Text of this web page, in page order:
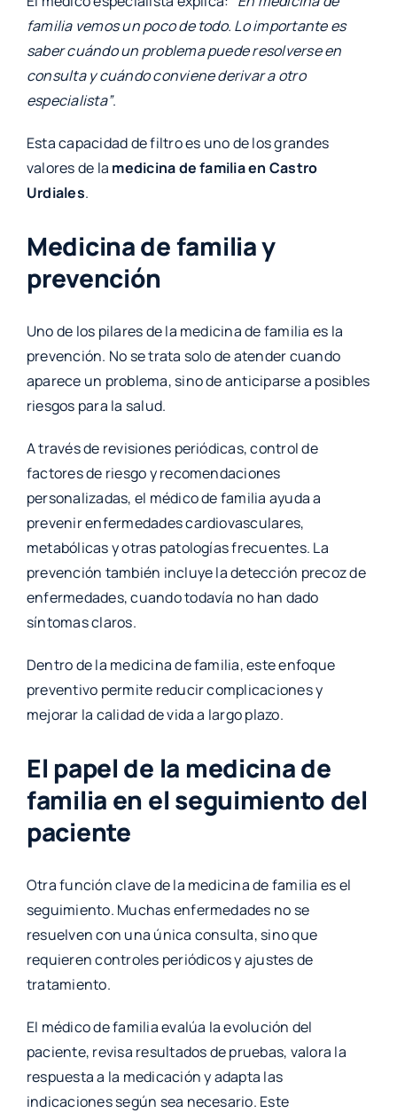
familia vemos un poco de todo. Lo importante es
saber cuándo un problema puede resolverse en
consulta y cuándo conviene derivar a otro
especialista”.
Esta capacidad de filtro es uno de los grandes
valores de la medicina de familia en Castro
Urdiales.
Medicina de familia y
prevención
Uno de los pilares de la medicina de familia es la
prevención. No se trata solo de atender cuando
aparece un problema, sino de anticiparse a posibles
riesgos para la salud.
A través de revisiones periódicas, control de
factores de riesgo y recomendaciones
personalizadas, el médico de familia ayuda a
prevenir enfermedades cardiovasculares,
metabólicas y otras patologías frecuentes. La
prevención también incluye la detección precoz de
enfermedades, cuando todavía no han dado
síntomas claros.
Dentro de la medicina de familia, este enfoque
preventivo permite reducir complicaciones y
mejorar la calidad de vida a largo plazo.
El papel de la medicina de
familia en el seguimiento del
paciente
Otra función clave de la medicina de familia es el
seguimiento. Muchas enfermedades no se
resuelven con una única consulta, sino que
requieren controles periódicos y ajustes de
tratamiento.
El médico de familia evalúa la evolución del
paciente, revisa resultados de pruebas, valora la
respuesta a la medicación y adapta las
indicaciones según sea necesario. Este